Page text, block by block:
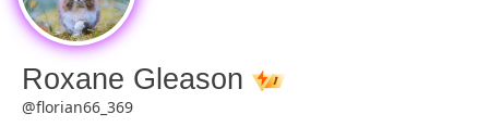
Roxane Gleason
@florian66_369